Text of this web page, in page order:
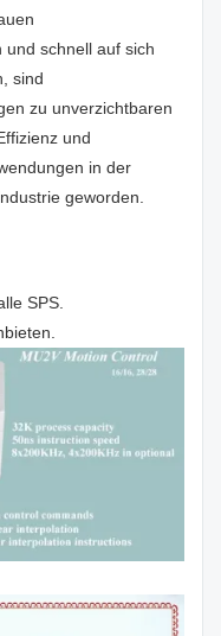
schnell auf sich
sind
zu unverzichtbaren
und
in der
geworden.
SPS.